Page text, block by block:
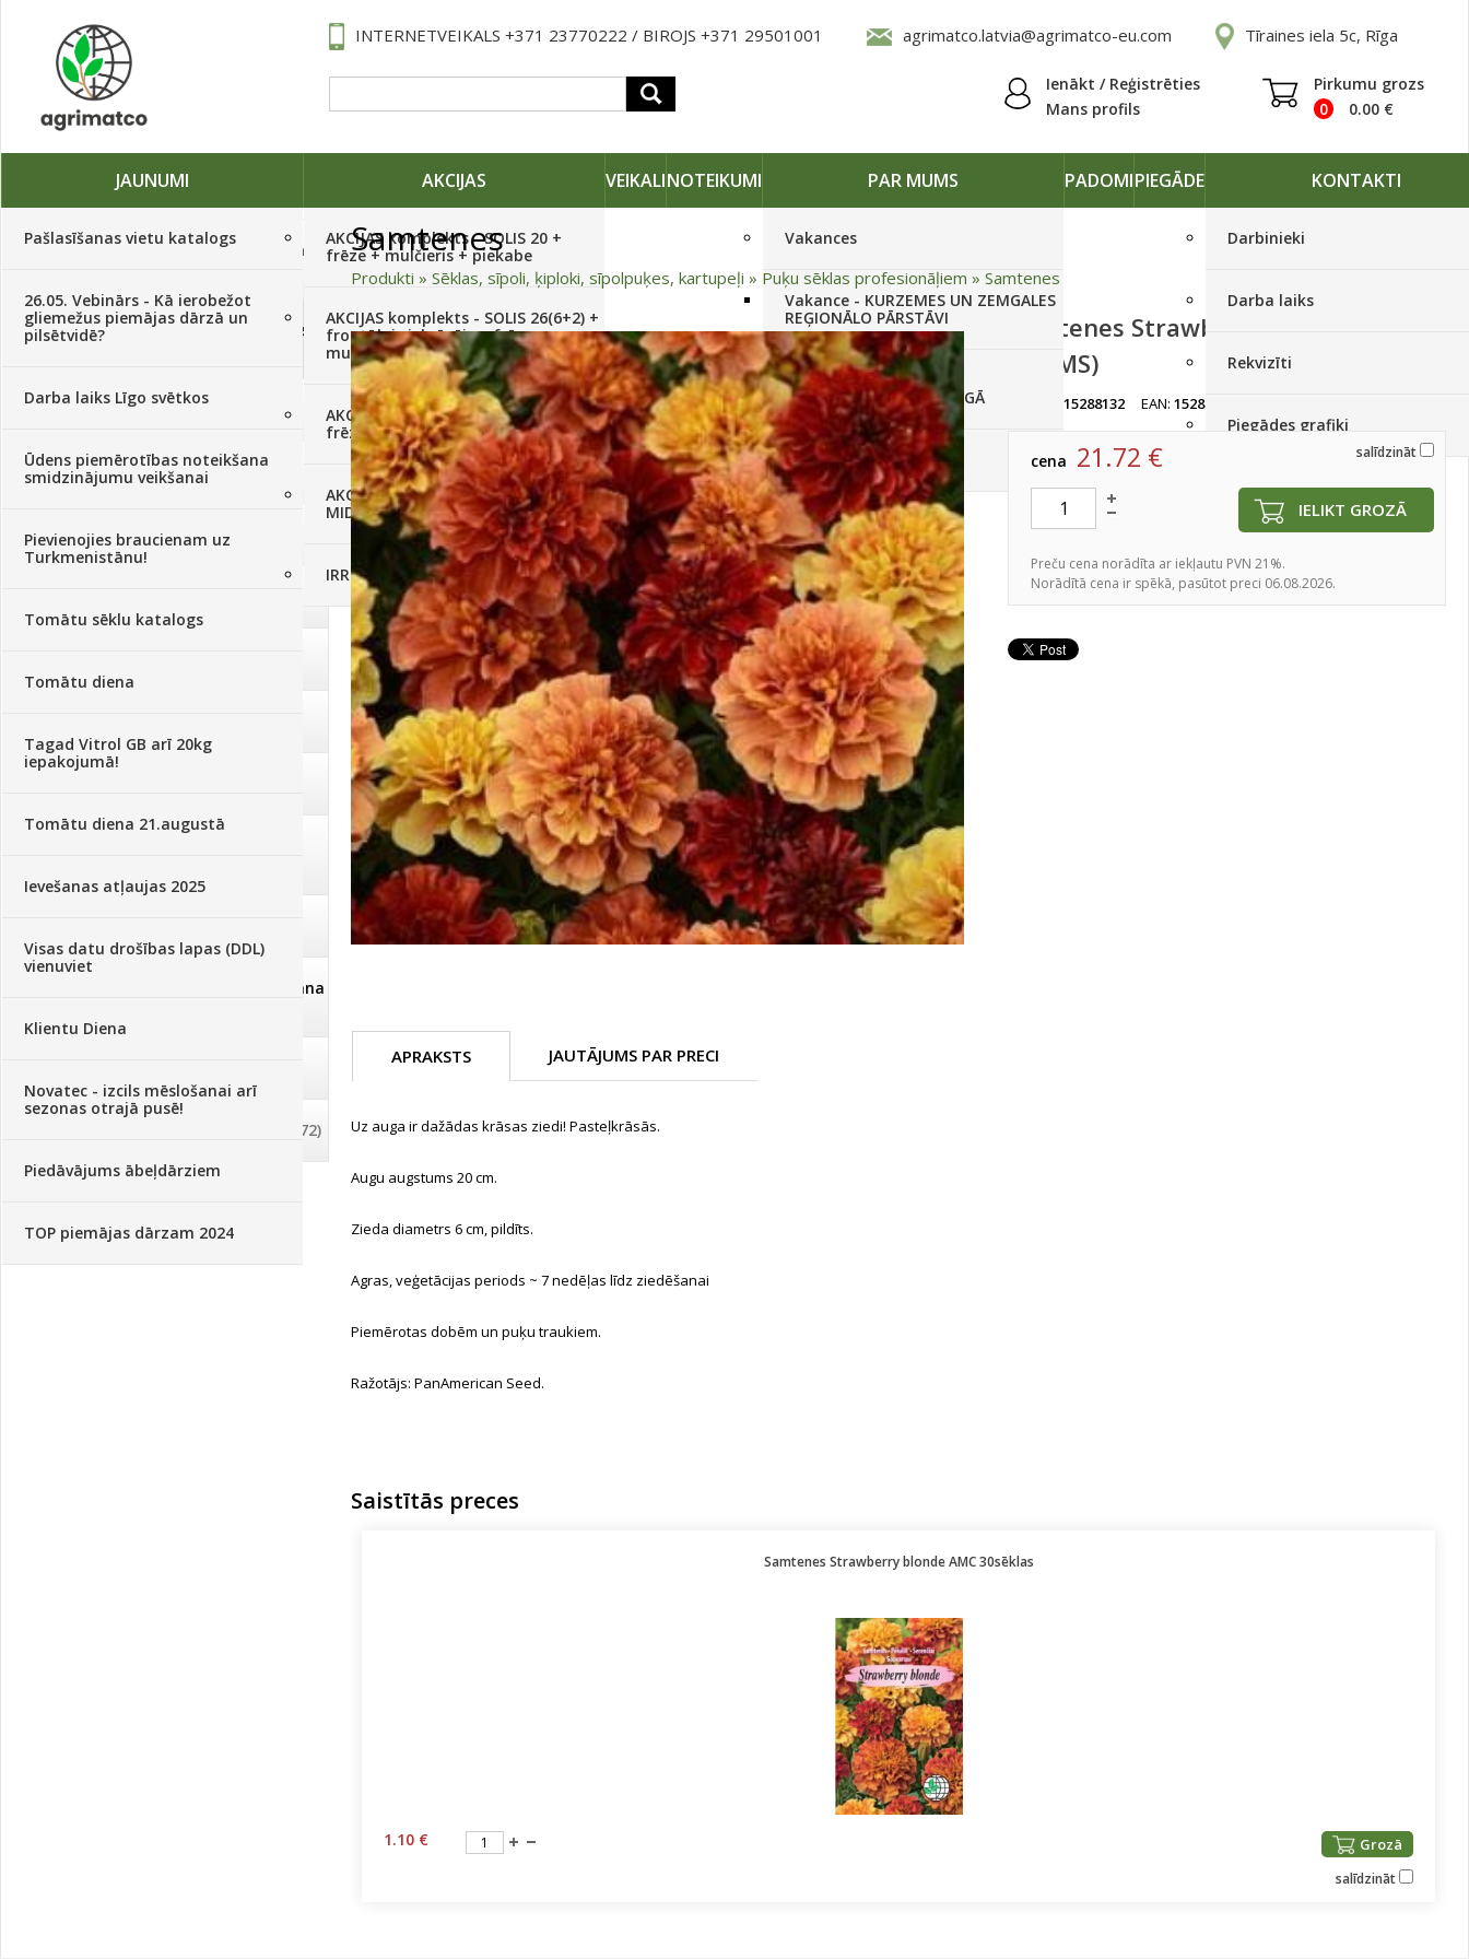
INTERNETVEIKALS +371 23770222 / BIROJS +371 29501001 agrimatco.latvia@agrimatco-eu.com Tīraines iela 5c, Rīga
Ienākt / Reģistrēties
Mans profils
Pirkumu grozs
0
0.00 €
JAUNUMI
Pašlasīšanas vietu katalogs
26.05. Vebinārs - Kā ierobežot
gliemežus piemājas dārzā un
pilsētvidē?
Darba laiks Līgo svētkos
Ūdens piemērotības noteikšana
smidzinājumu veikšanai
Pievienojies braucienam uz
Turkmenistānu!
Tomātu sēklu katalogs
Tomātu diena
Tagad Vitrol GB arī 20kg
iepakojumā!
Tomātu diena 21.augustā
Ievešanas atļaujas 2025
Visas datu drošības lapas (DDL)
vienuviet
Klientu Diena
Novatec - izcils mēslošanai arī
sezonas otrajā pusē!
Piedāvājums ābeļdārziem
TOP piemājas dārzam 2024
AKCIJAS
AKCIJAS komplekts - SOLIS 20 +
frēze + mulčieris + piekabe
AKCIJAS komplekts - SOLIS 26(6+2) +
frontālais iekrāvējs + frēze +
mulčieris + piekabe
AKCIJAS komplekts - SOLIS 26 HST +
frēze + mulčieris
AKCIJAS komplekts - SOLIS 26 HST +
MID MOWER + piekabe
IRRITEC Pilienlaistīšanas komplekti
VEIKALINOTEIKUMI PAR MUMS
Vakances
Vakance - KURZEMES UN ZEMGALES
REĢIONĀLO PĀRSTĀVI
Vakance - NOLIKTAVAS
STRĀDNIEKU VEIKALĀ RĪGĀ
Pieteikties jaunumiem
PADOMIPIEGĀDE KONTAKTI
Darbinieki
Darba laiks
Rekvizīti
Piegādes grafiki
Traktori, tehnika, rezerves daļas,
Sēklas, sīpoli, ķiploki, sīpolpuķes,
kartupeļi
Augu aizsardzība(366)
Mēslojumi(495)
Augsne, kūdra, mulča
Dezinfekcija, tīrīšana, mazgāšana
(72)
Samtenes
Produkti » Sēklas, sīpoli, ķiploki, sīpolpuķes, kartupeļi » Puķu sēklas profesionāļiem » Samtenes
Samtenes Strawberry Blonde 1000
s(S)(MS)
artikuls:15288132 EAN:15288132
salīdzināt
cena 21.72 €
IELIKT GROZĀ
Preču cena norādīta ar iekļautu PVN 21%.
Norādītā cena ir spēkā, pasūtot preci 06.08.2026.
APRAKSTS JAUTĀJUMS PAR PRECI
Uz auga ir dažādas krāsas ziedi! Pasteļkrāsās.
Augu augstums 20 cm.
Zieda diametrs 6 cm, pildīts.
Agras, veģetācijas periods ~ 7 nedēļas līdz ziedēšanai
Piemērotas dobēm un puķu traukiem.
Ražotājs: PanAmerican Seed.
Saistītās preces
Samtenes Strawberry blonde AMC 30sēklas
1.10 € Grozā
salīdzināt